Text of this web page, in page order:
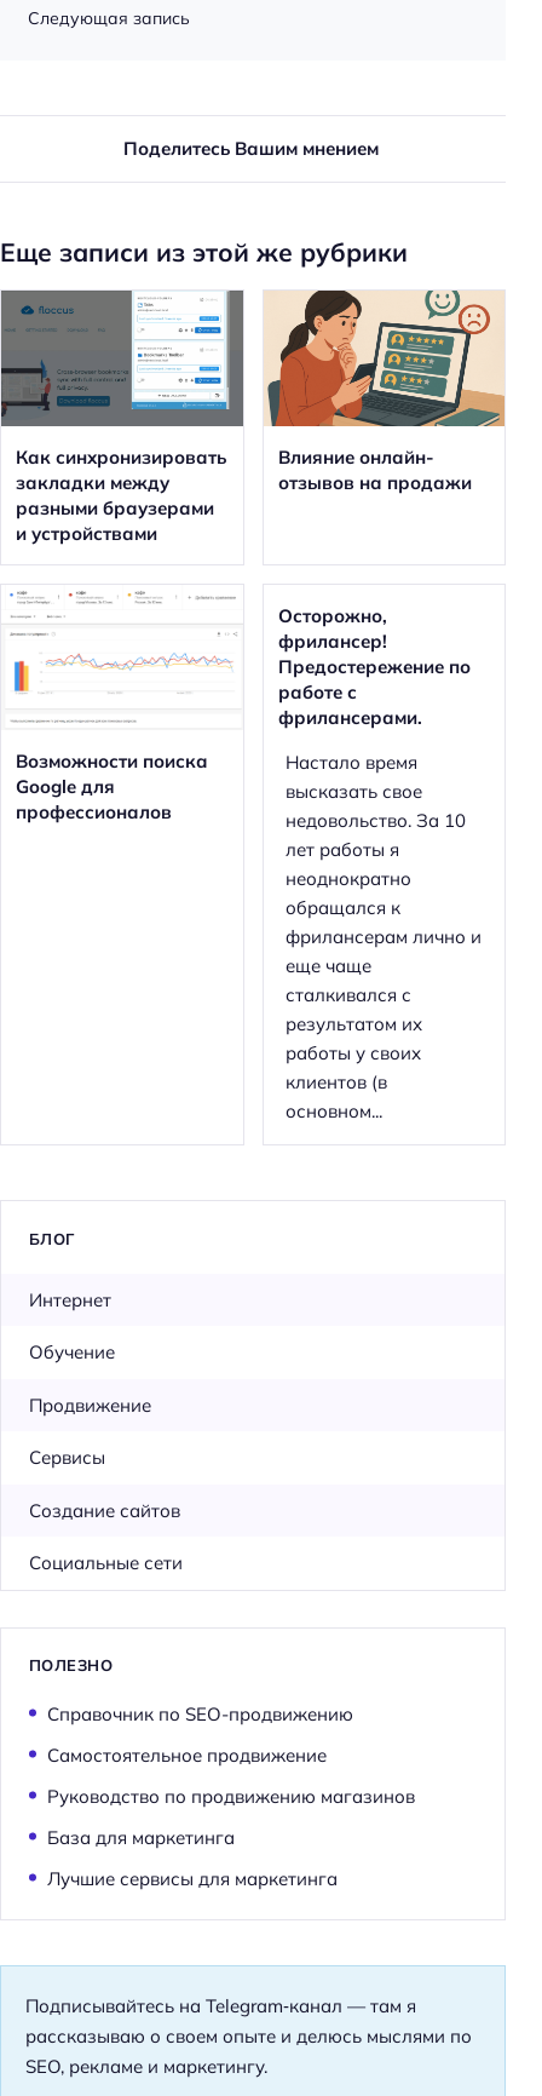
Следующая запись
Поделитесь Вашим мнением
Еще записи из этой же рубрики
Как синхронизировать
закладки между
разными браузерами
и устройствами
Влияние онлайн-
отзывов на продажи
Возможности поиска
Google для
профессионалов
Осторожно,
фрилансер!
Предостережение по
работе с
фрилансерами.
Настало время
высказать свое
недовольство. За 10
лет работы я
неоднократно
обращался к
фрилансерам лично и
еще чаще
сталкивался с
результатом их
работы у своих
клиентов (в
основном...
БЛОГ
Интернет
Обучение
Продвижение
Сервисы
Создание сайтов
Социальные сети
ПОЛЕЗНО
Справочник по SEO-продвижению
Самостоятельное продвижение
Руководство по продвижению магазинов
База для маркетинга
Лучшие сервисы для маркетинга
Подписывайтесь на Telegram‑канал — там я
рассказываю о своем опыте и делюсь мыслями по
SEO, рекламе и маркетингу.